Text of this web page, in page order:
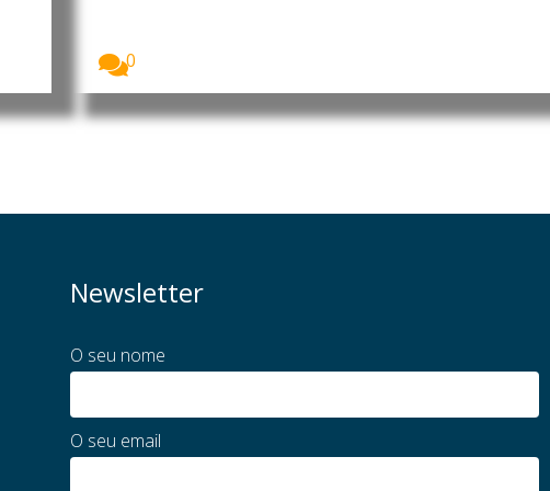
0
Newsletter
O seu nome
O seu email